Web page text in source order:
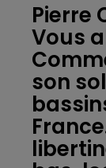
Pierre
Vous
son